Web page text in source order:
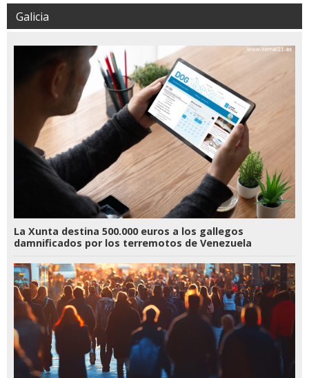
Galicia
La Xunta destina 500.000 euros a los gallegos
damnificados por los terremotos de Venezuela